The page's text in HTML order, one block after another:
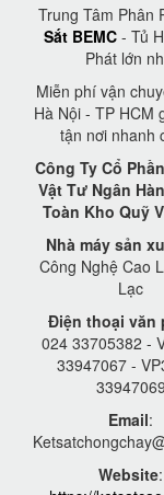
Trung Tâm Phân
Sắt BEMC- Tủ
Phát lớn
Miễn phí vận
Hà Nội - TP HCM
tận nơi nhanh
Công Ty Cổ
Vật Tư Ngân
Toàn Kho Quỹ
Nhà máy sản
Công Nghệ Cao
Lạc
Điện thoại văn
024 33705382 -
33947067 -
33947069
Email:
Website: